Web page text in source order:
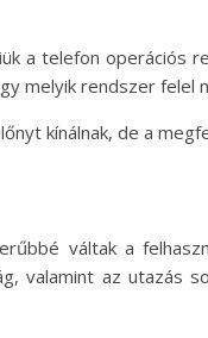
a telefon
melyik rendszer felel
kínálnak, de a
váltak a
valamint az utazás